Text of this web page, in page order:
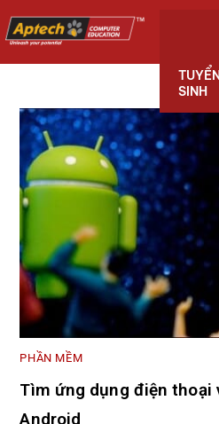
SINH
PHẦN MỀM
Tìm ứng dụng điện thoại
Android